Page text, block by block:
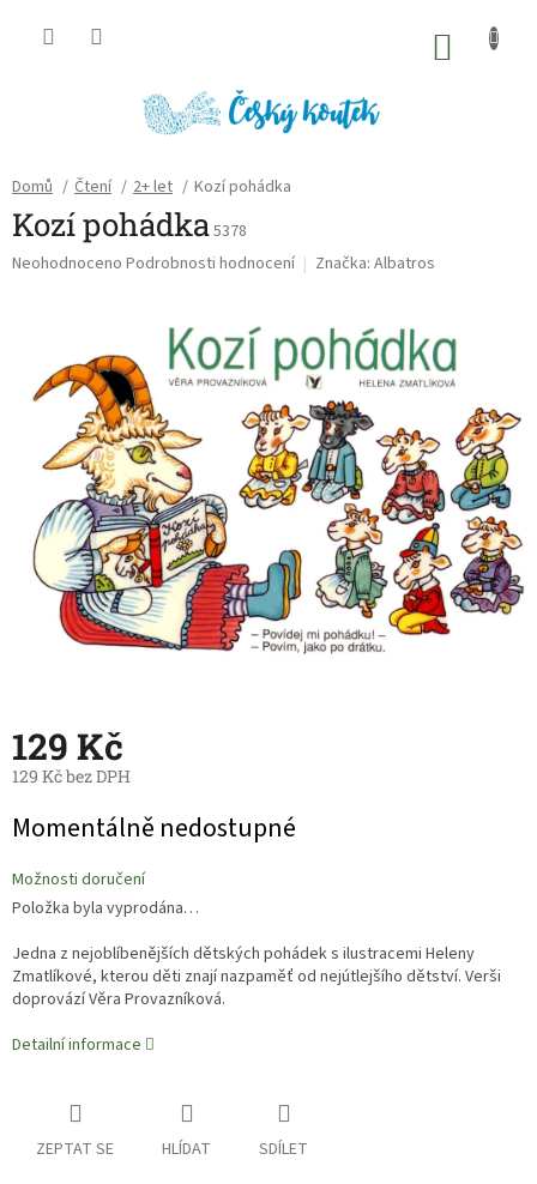
Domů / Čtení / 2+ let / Kozí pohádka
Kozí pohádka5378
Průměrné
hvězdiček.
Neohodnoceno Podrobnosti hodnocení Značka: Albatros
129 Kč
129 Kč bez DPH
cena:
Momentálně nedostupné
Možnosti doručení
Položka byla vyprodána…
Jedna z nejoblíbenějších dětských pohádek s ilustracemi Heleny
Zmatlíkové, kterou děti znají nazpaměť od nejútlejšího dětství. Verši
doprovází Věra Provazníková.
Detailní informace
ZEPTAT SE HLÍDAT SDÍLET